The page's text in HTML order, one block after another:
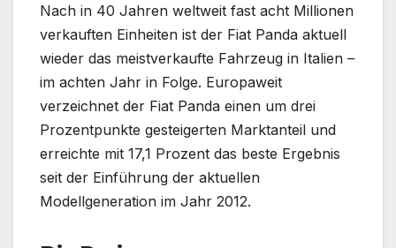
Nach in 40 Jahren weltweit fast acht Millionen
verkauften Einheiten ist der Fiat Panda aktuell
wieder das meistverkaufte Fahrzeug in Italien –
im achten Jahr in Folge. Europaweit
verzeichnet der Fiat Panda einen um drei
Prozentpunkte gesteigerten Marktanteil und
erreichte mit 17,1 Prozent das beste Ergebnis
seit der Einführung der aktuellen
Modellgeneration im Jahr 2012.